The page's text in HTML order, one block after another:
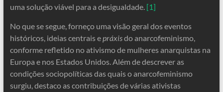
uma solução viável para a desigualdade. [1]
No que se segue, forneço uma visão geral dos eventos
históricos, ideias centrais epráxisdo anarcofeminismo,
conforme refletido no ativismo de mulheres anarquistas na
Europa e nos Estados Unidos. Além de descrever as
condições sociopolíticas das quais o anarcofeminismo
surgiu, destaco as contribuições de várias ativistas